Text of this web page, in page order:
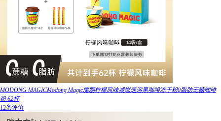
MODONG MAGICModong Magic魔胴柠檬风味减燃速溶黑咖啡冻干粉0脂肪无糖咖啡
粉 62杯
12条评价